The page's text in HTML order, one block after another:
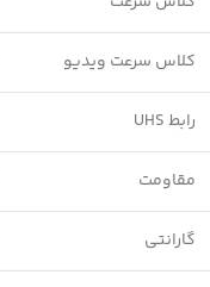
کلاس سرعت ویدیو
رابط UHS
مقاومت
گارانتی